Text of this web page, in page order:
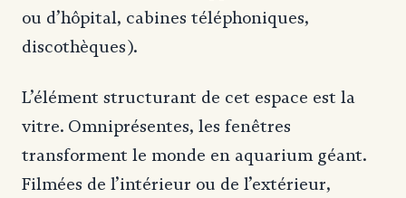
ou d’hôpital, cabines téléphoniques,
discothèques).
L’élément structurant de cet espace est la
vitre. Omniprésentes, les fenêtres
transforment le monde en aquarium géant.
Filmées de l’intérieur ou de l’extérieur,